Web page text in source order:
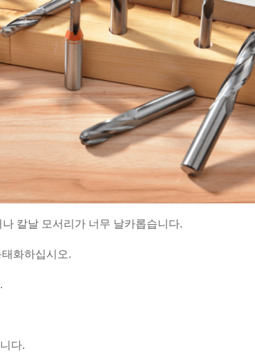
칼날 모서리가 너무 날카롭습니다.
화하십시오.
다.